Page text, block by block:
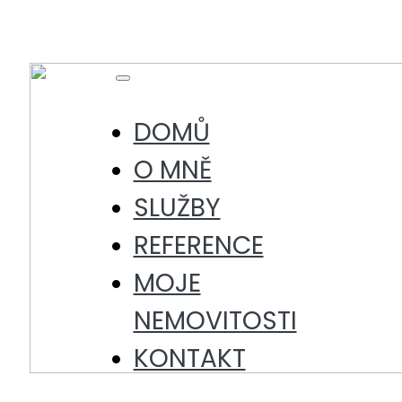
content
Toggle
DOMŮ
O MNĚ
SLUŽBY
REFERENCE
MOJE
NEMOVITOSTI
KONTAKT